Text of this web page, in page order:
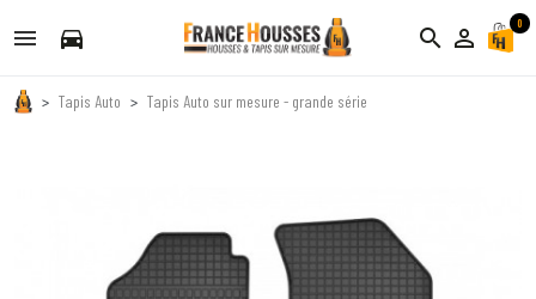
directions_car search person_outline
0
Tapis Auto Tapis Auto sur mesure - grande série